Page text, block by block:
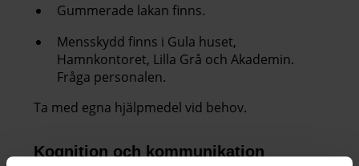
Gummerade lakan finns.
Mensskydd finns i Gula huset,
Hamnkontoret, Lilla Grå och Akademin.
Fråga personalen.
Ta med egna hjälpmedel vid behov.
Kognition och kommunikation